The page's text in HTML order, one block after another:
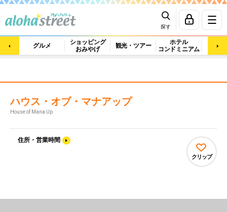
探す
グルメ
ショッピング
おみやげ
観光・ツアー
ホテル
コンドミニアム
マッ
ハウス・オブ・マナアップ
House of Mana Up
住所・営業時間
クリップ